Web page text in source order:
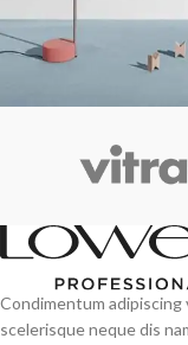
Suspendisse
Condimentum
scelerisque neque dis